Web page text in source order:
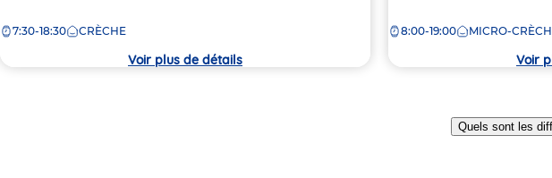
la7:30-18:30 CRÈCHE
Voir plus de détails
la8:00-19:00 MICRO-
Voir
Quels sont les